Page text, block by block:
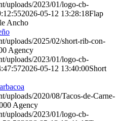
uploads/2023/01/logo-cb-
2026-05-12 13:28:18Flap
Ancho
uploads/2025/02/short-rib-con-
Agency
uploads/2023/01/logo-cb-
2026-05-12 13:40:00Short
uploads/2020/08/Tacos-de-Carne-
Agency
uploads/2023/01/logo-cb-